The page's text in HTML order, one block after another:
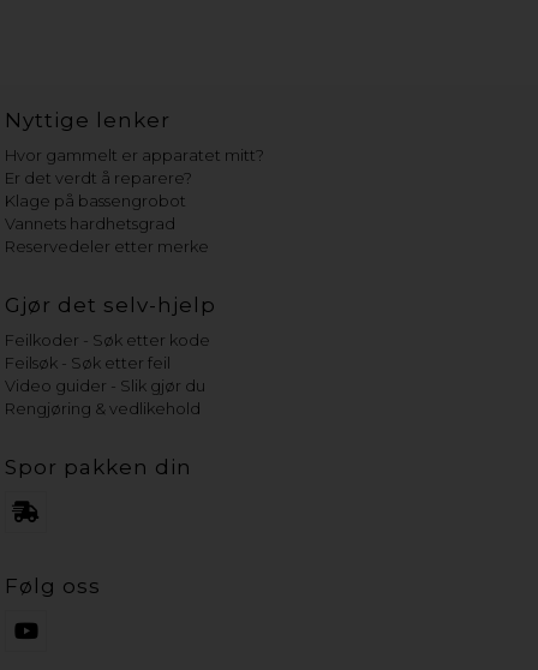
Nyttige lenker
Hvor gammelt er apparatet mitt?
Er det verdt å reparere?
Klage på bassengrobot
Vannets hardhetsgrad
Reservedeler etter merke
Gjør det selv-hjelp
Feilkoder - Søk etter kode
Feilsøk - Søk etter feil
Video guider - Slik gjør du
Rengjøring & vedlikehold
Spor pakken din
Følg oss